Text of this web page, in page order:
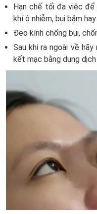
Hạn chế tối đa việc
khí ô nhiễm, bụi bặm
Đeo kính chống bụi,
Sau khi ra ngoài về
kết mạc bằng dung